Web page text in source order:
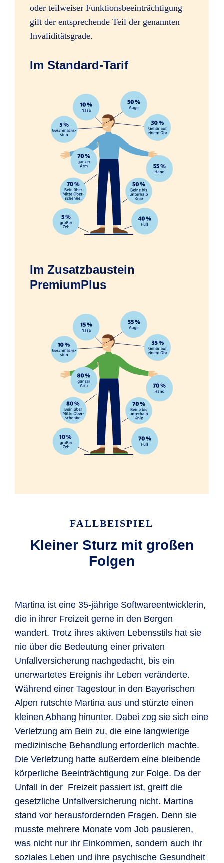
Sofortleistung bei schweren
Verletzungen, z.B. Amputation einer
ab 35 %
Psychologische Beratung nach
schweren Unfällen
Folgen psychischer und nervöser
Störungen
Erfrierungen infolge eines Unfalls
oder teilweiser Funktionsbeeinträchtigung
gilt der entsprechende Teil der genannten
Invaliditätsgrade.
Im Standard-Tarif
Im Zusatzbaustein
PremiumPlus
FALLBEISPIEL
Kleiner Sturz mit großen
Folgen
Martina ist eine 35-jährige Softwareentwicklerin,
die in ihrer Freizeit gerne in den Bergen
wandert. Trotz ihres aktiven Lebensstils hat sie
nie über die Bedeutung einer privaten
Unfallversicherung nachgedacht, bis ein
unerwartetes Ereignis ihr Leben veränderte.
Während einer Tagestour in den Bayerischen
Alpen rutschte Martina aus und stürzte einen
kleinen Abhang hinunter. Dabei zog sie sich eine
Verletzung am Bein zu, die eine langwierige
medizinische Behandlung erforderlich machte.
Die Verletzung hatte außerdem eine bleibende
körperliche Beeinträchtigung zur Folge. Da der
Unfall in der Freizeit passiert ist, greift die
gesetzliche Unfallversicherung nicht. Martina
stand vor herausfordernden Fragen. Denn sie
musste mehrere Monate vom Job pausieren,
was nicht nur ihr Einkommen, sondern auch ihr
soziales Leben und ihre psychische Gesundheit